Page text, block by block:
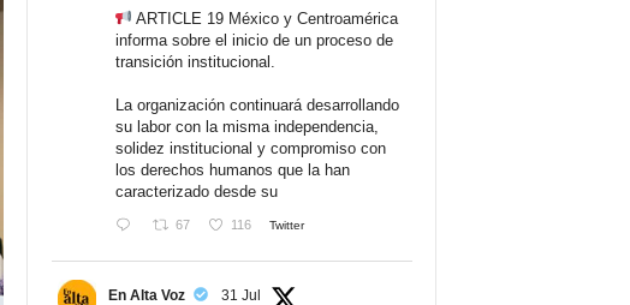
ARTICLE 19 México y Centroamérica
informa sobre el inicio de un proceso de
transición institucional.
La organización continuará desarrollando
su labor con la misma independencia,
solidez institucional y compromiso con
los derechos humanos que la han
caracterizado desde su
67 116 Twitter
En Alta Voz 31 Jul